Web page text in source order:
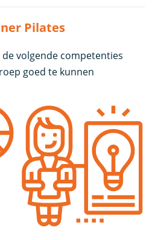
Pilates
volgende competenties
goed te kunnen